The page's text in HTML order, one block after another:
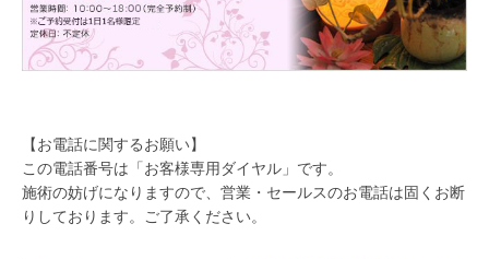
【お電話に関するお願い】
この電話番号は「お客様専用ダイヤル」です。
施術の妨げになりますので、営業・セールスのお電話は固くお断
りしております。ご了承ください。